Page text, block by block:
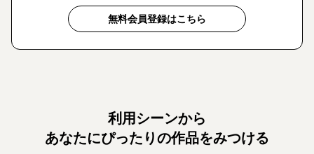
無料会員登録はこちら
利用シーンから
あなたにぴったりの作品をみつける